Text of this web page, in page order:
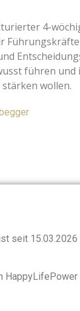
4-
führen und
wollen.
seit 15.03.2026
HappyLifePower